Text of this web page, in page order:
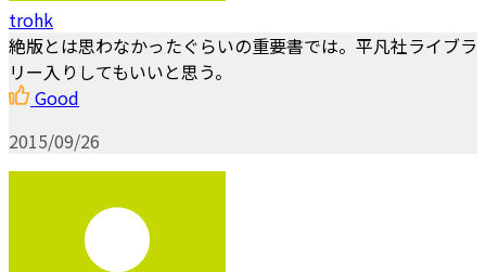
trohk
絶版とは思わなかったぐらいの重要書では。平凡社ライブラ
リー入りしてもいいと思う。
Good
2015/09/26